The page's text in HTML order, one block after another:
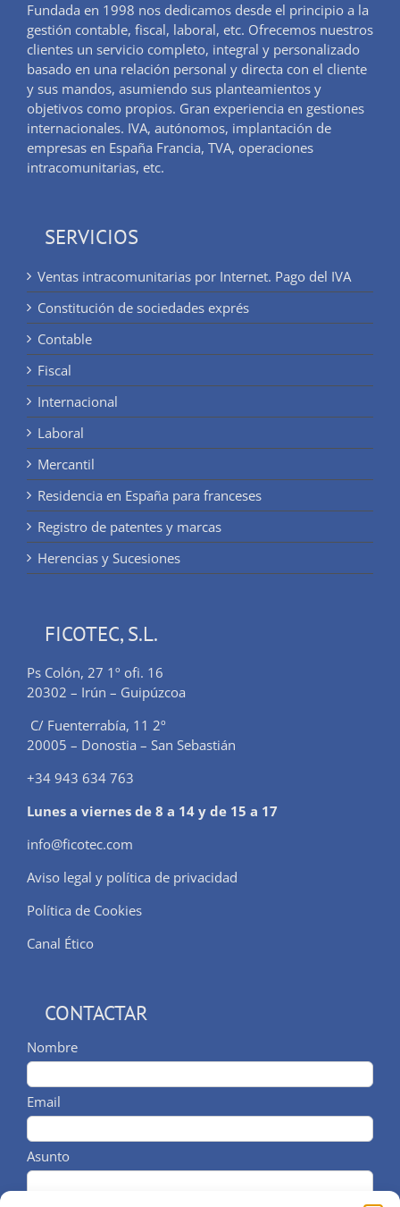
Fundada en 1998 nos dedicamos desde el principio a la
gestión contable, fiscal, laboral, etc. Ofrecemos nuestros
clientes un servicio completo, integral y personalizado
basado en una relación personal y directa con el cliente
y sus mandos, asumiendo sus planteamientos y
objetivos como propios. Gran experiencia en gestiones
internacionales. IVA, autónomos, implantación de
empresas en España Francia, TVA, operaciones
intracomunitarias, etc.
SERVICIOS
Ventas intracomunitarias por Internet. Pago del IVA
Constitución de sociedades exprés
Contable
Fiscal
Internacional
Laboral
Mercantil
Residencia en España para franceses
Registro de patentes y marcas
Herencias y Sucesiones
FICOTEC, S.L.
Ps Colón, 27 1º ofi. 16
20302 – Irún – Guipúzcoa
C/ Fuenterrabía, 11 2º
20005 – Donostia – San Sebastián
+34 943 634 763
Lunes a viernes de 8 a 14 y de 15 a 17
info@ficotec.com
Aviso legal y política de privacidad
Política de Cookies
Canal Ético
CONTACTAR
Nombre
Email
Asunto